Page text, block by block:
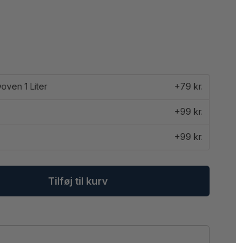
1 Liter +79 kr.
+99 kr.
+99 kr.
Tilføj til kurv